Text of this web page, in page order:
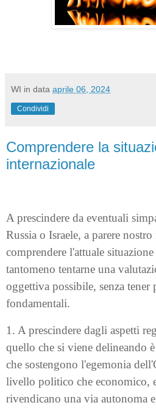
WI in data aprile 06, 2024
Condividi
Comprendere la
internazionale
A prescindere da eventuali
Russia o Israele, a parere
comprendere l'attuale
tantomeno tentarne una
oggettiva possibile, senza tener
fondamentali.
1. A prescindere dagli aspetti
quello che si viene delineando
che sostengono l'egemonia
livello politico che economico,
rivendicano una via autonoma